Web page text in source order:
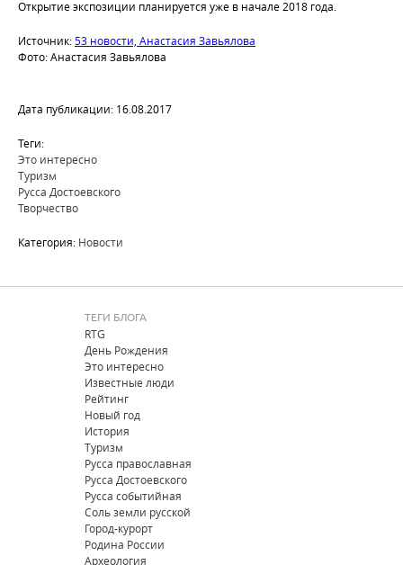
Открытие экспозиции планируется уже в начале 2018 года.
Источник:53 новости, Анастасия Завьялова
Фото: Анастасия Завьялова
Дата публикации: 16.08.2017
Теги:
Это интересно
Туризм
Русса Достоевского
Творчество
Категория: Новости
ТЕГИ БЛОГА
RTG
День Рождения
Это интересно
Известные люди
Рейтинг
Новый год
История
Туризм
Русса православная
Русса Достоевского
Русса событийная
Соль земли русской
Город-курорт
Родина России
Археология